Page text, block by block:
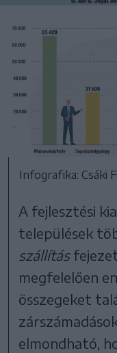
Infografika: Csáki
A fejlesztési
települések
szállítás
megfelelően
összegeket
elmondható,